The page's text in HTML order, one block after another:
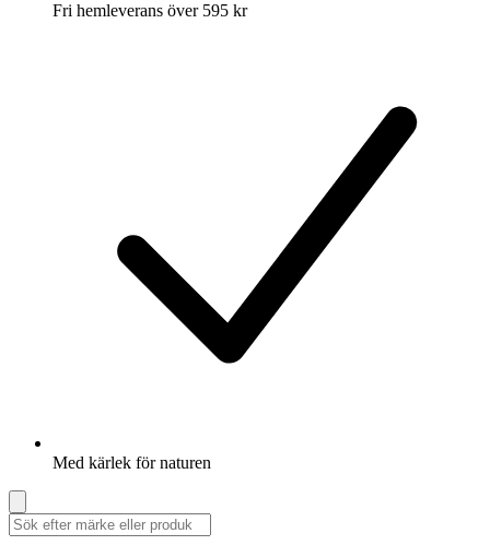
Fri hemleverans över 595 kr
Med kärlek för naturen